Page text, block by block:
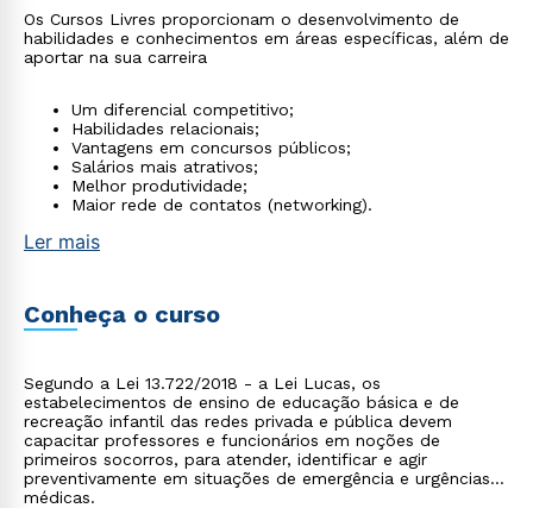
Os Cursos Livres proporcionam o desenvolvimento de
habilidades e conhecimentos em áreas específicas, além de
aportar na sua carreira
Um diferencial competitivo;
Habilidades relacionais;
Vantagens em concursos públicos;
Salários mais atrativos;
Melhor produtividade;
Maior rede de contatos (networking).
Ler mais
Conheça o curso
Segundo a Lei 13.722/2018 - a Lei Lucas, os
estabelecimentos de ensino de educação básica e de
recreação infantil das redes privada e pública devem
capacitar professores e funcionários em noções de
primeiros socorros, para atender, identificar e agir
preventivamente em situações de emergência e urgências
médicas.